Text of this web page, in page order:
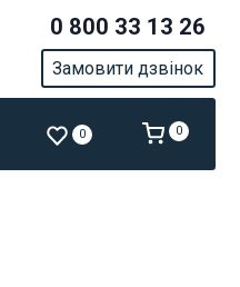
0 800 33 13 26
Замовити дзвінок
0 0